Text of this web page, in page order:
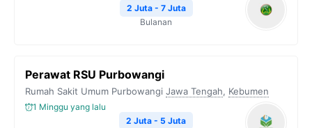
2 Juta - 7 Juta
Bulanan
Perawat RSU Purbowangi
Rumah Sakit Umum Purbowangi Jawa Tengah, Kebumen
1 Minggu yang lalu
2 Juta - 5 Juta